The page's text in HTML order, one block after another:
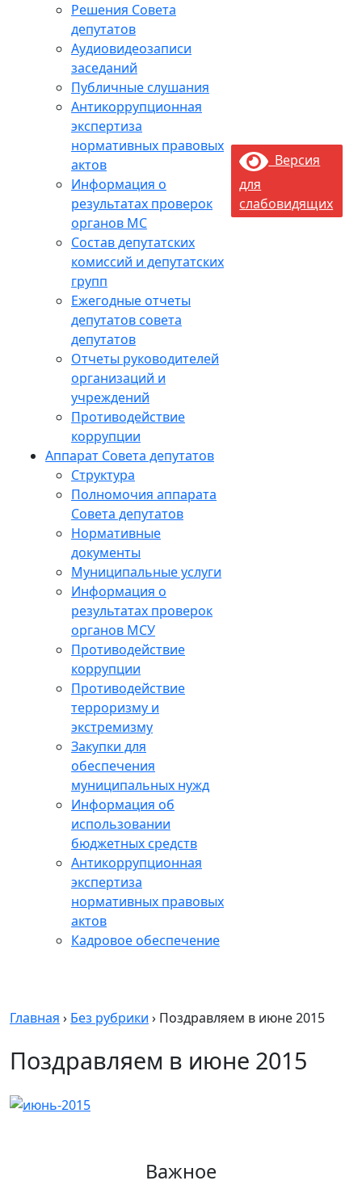
Решения Совета
депутатов
Аудиовидеозаписи
заседаний
Публичные слушания
Антикоррупционная
экспертиза
нормативных правовых
актов
Информация о
результатах проверок
органов МС
Состав депутатских
комиссий и депутатских
групп
Ежегодные отчеты
депутатов совета
депутатов
Отчеты руководителей
организаций и
учреждений
Противодействие
коррупции
Аппарат Совета депутатов
Структура
Полномочия аппарата
Совета депутатов
Нормативные
документы
Муниципальные услуги
Информация о
результатах проверок
органов МСУ
Противодействие
коррупции
Противодействие
терроризму и
экстремизму
Закупки для
обеспечения
муниципальных нужд
Информация об
использовании
бюджетных средств
Антикоррупционная
экспертиза
нормативных правовых
актов
Кадровое обеспечение
Версия
для
слабовидящих
Главная › Без рубрики › Поздравляем в июне 2015
Поздравляем в июне 2015
Важное